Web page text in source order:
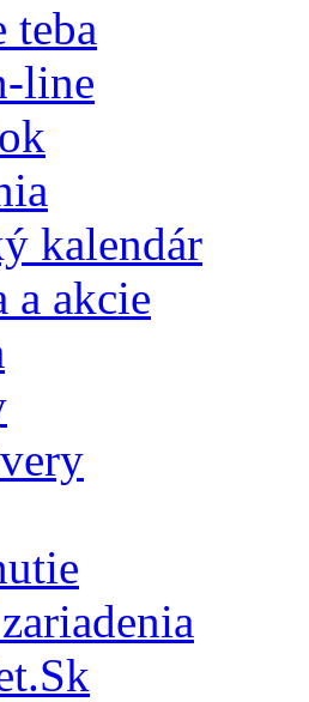
teba
line
kalendár
a akcie